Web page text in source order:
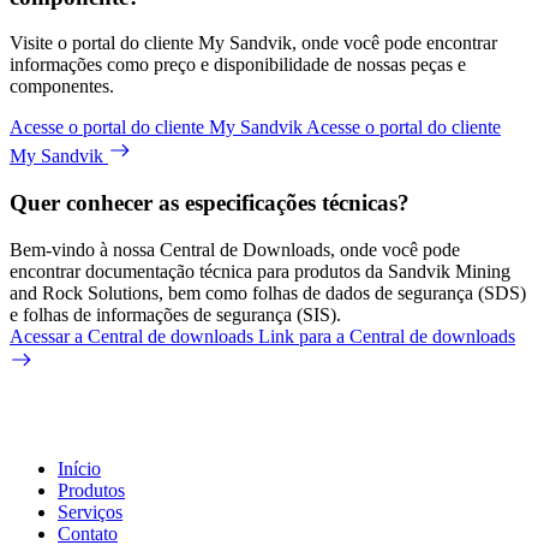
Visite o portal do cliente My Sandvik, onde você pode encontrar
informações como preço e disponibilidade de nossas peças e
componentes.
Acesse o portal do cliente My Sandvik Acesse o portal do cliente
My Sandvik
Quer conhecer as especificações técnicas?
Bem-vindo à nossa Central de Downloads, onde você pode
encontrar documentação técnica para produtos da Sandvik Mining
and Rock Solutions, bem como folhas de dados de segurança (SDS)
e folhas de informações de segurança (SIS).
Acessar a Central de downloads Link para a Central de downloads
Início
Produtos
Serviços
Contato